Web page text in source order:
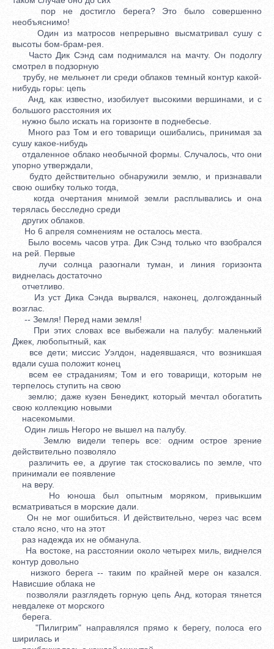
пор не достигло берега? Это было совершенно
необъяснимо!
Один из матросов непрерывно высматривал сушу с
высоты бом-брам-рея.
Часто Дик Сэнд сам поднимался на мачту. Он подолгу
смотрел в подзорную
трубу, не мелькнет ли среди облаков темный контур какой-
нибудь горы: цепь
Анд, как известно, изобилует высокими вершинами, и с
большого расстояния их
нужно было искать на горизонте в поднебесье.
Много раз Том и его товарищи ошибались, принимая за
сушу какое-нибудь
отдаленное облако необычной формы. Случалось, что они
упорно утверждали,
будто действительно обнаружили землю, и признавали
свою ошибку только тогда,
когда очертания мнимой земли расплывались и она
терялась бесследно среди
других облаков.
Но 6 апреля сомнениям не осталось места.
Было восемь часов утра. Дик Сэнд только что взобрался
на рей. Первые
лучи солнца разогнали туман, и линия горизонта
виднелась достаточно
отчетливо.
Из уст Дика Сэнда вырвался, наконец, долгожданный
возглас.
-- Земля! Перед нами земля!
При этих словах все выбежали на палубу: маленький
Джек, любопытный, как
все дети; миссис Уэлдон, надеявшаяся, что возникшая
вдали суша положит конец
всем ее страданиям; Том и его товарищи, которым не
терпелось ступить на свою
землю; даже кузен Бенедикт, который мечтал обогатить
свою коллекцию новыми
насекомыми.
Один лишь Негоро не вышел на палубу.
Землю видели теперь все: одним острое зрение
действительно позволяло
различить ее, а другие так стосковались по земле, что
принимали ее появление
на веру.
Но юноша был опытным моряком, привыкшим
всматриваться в морские дали.
Он не мог ошибиться. И действительно, через час всем
стало ясно, что на этот
раз надежда их не обманула.
На востоке, на расстоянии около четырех миль, виднелся
контур довольно
низкого берега -- таким по крайней мере он казался.
Нависшие облака не
позволяли разглядеть горную цепь Анд, которая тянется
невдалеке от морского
берега.
"Пилигрим" направлялся прямо к берегу, полоса его
ширилась и